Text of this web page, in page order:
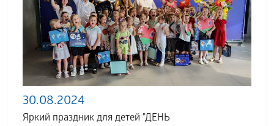
30.08.2024
Яркий праздник для детей "ДЕНЬ